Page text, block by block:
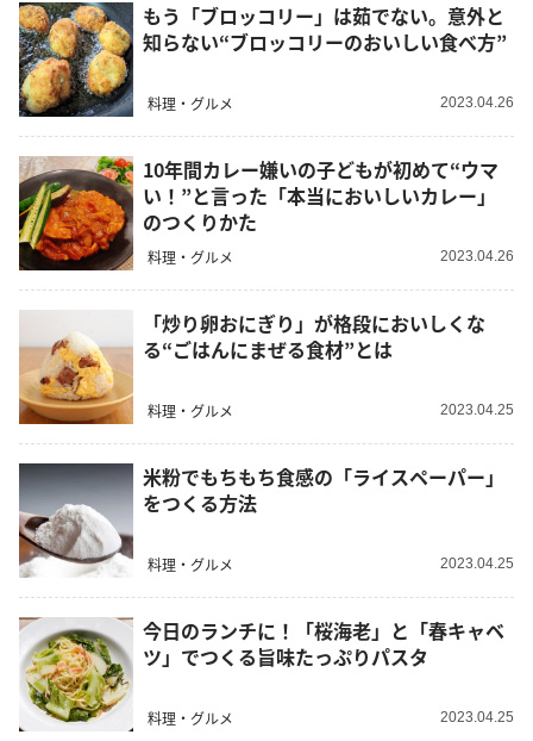
もう「ブロッコリー」は茹でない。意外と
知らない“ブロッコリーのおいしい食べ方”
料理・グルメ 2023.04.26
10年間カレー嫌いの子どもが初めて“ウマ
い！”と言った「本当においしいカレー」
のつくりかた
料理・グルメ 2023.04.26
「炒り卵おにぎり」が格段においしくな
る“ごはんにまぜる食材”とは
料理・グルメ 2023.04.25
米粉でもちもち食感の「ライスペーパー」
をつくる方法
料理・グルメ 2023.04.25
今日のランチに！「桜海老」と「春キャベ
ツ」でつくる旨味たっぷりパスタ
料理・グルメ 2023.04.25